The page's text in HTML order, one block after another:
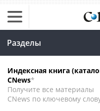
Разделы
Индексная книга
CNews*
Получите все материалы
CNews по ключевому